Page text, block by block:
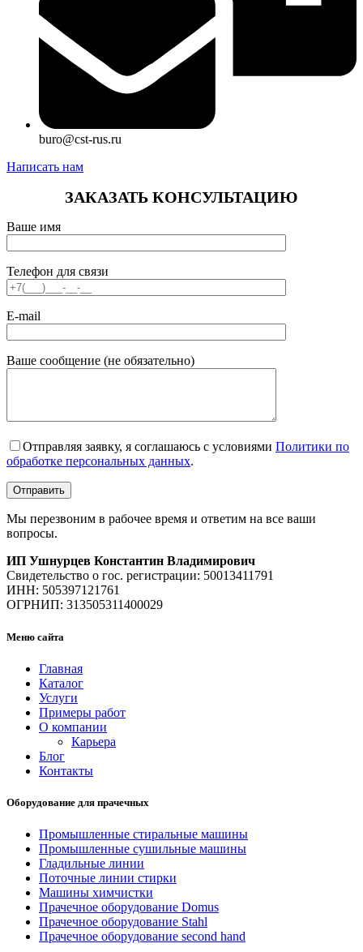
buro@cst-rus.ru
Написать нам
ЗАКАЗАТЬ КОНСУЛЬТАЦИЮ
Ваше имя
Телефон для связи
E-mail
Ваше сообщение (не обязательно)
Отправляя заявку, я соглашаюсь с условиями Политики по
обработке персональных данных.
Мы перезвоним в рабочее время и ответим на все ваши
вопросы.
ИП Ушнурцев Константин Владимирович
Свидетельство о гос. регистрации: 50013411791
ИНН: 505397121761
ОГРНИП: 313505311400029
Меню сайта
Главная
Каталог
Услуги
Примеры работ
О компании
Карьера
Блог
Контакты
Оборудование для прачечных
Промышленные стиральные машины
Промышленные сушильные машины
Гладильные линии
Поточные линии стирки
Машины химчистки
Прачечное оборудование Domus
Прачечное оборудование Stahl
Прачечное оборудование second hand